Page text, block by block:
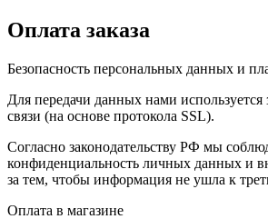
Оплата заказа
Безопасность персональных данных и
Для передачи данных нами
связи (на основе протокола SSL).
Согласно законодательству РФ мы
конфиденциальность личных данных и
за тем, чтобы информация не ушла к
Оплата в магазине